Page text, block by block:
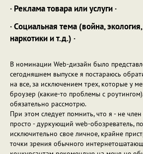
· Реклама товара или услуги ·
· Социальная тема (война,
наркотики и т.д.) ·
В номинации Web-дизайн было
сегодняшнем выпуске я постараюсь
на все, за исключением трех, которые у
броузер (какие-то проблемы с
обязательно рассмотрю.
При этом следует помнить, что я - не
просто - дуркующий web-обозреватель,
исключительно свое личное, крайне
точки зрения обычного